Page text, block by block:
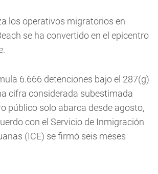
los operativos migratorios en
se ha convertido en el epicentro
6.666 detenciones bajo el 287(g)
cifra considerada subestimada
público solo abarca desde agosto,
con el Servicio de Inmigración
(ICE) se firmó seis meses